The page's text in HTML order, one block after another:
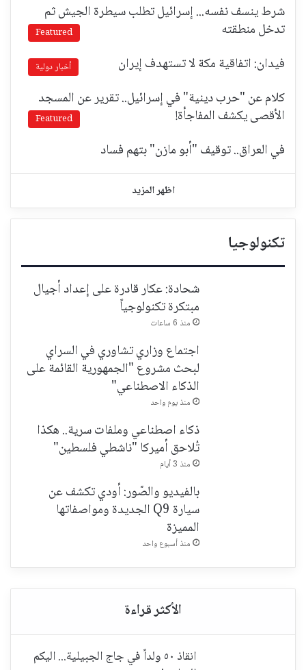
شرط ينسف نفسه... إسرائيل تطلب سيطرة الجيش ثم
تدخل منطقته
Featured
فيدان: اتفاقية مكة لا تستهدف إيران أخبار دولية
كلام عن "حرب دينية" في إسرائيل.. تقرير عن المسجد
الأقصى يكشف المفاجأة!
Featured
في العراق.. توقيف "أبو مازن" بتهم فساد
اظهر المزيد
تكنولوجيا
شحادة: عكار قادرة على إعداد أجيال
مبتكرة تكنولوجياً
منذ 6 ساعات
اجتماع وزاري تشاوري في السراي
لبحث مشروع "الجمهورية القائمة على
الذكاء الاصطناعي"
منذ يوم واحد
ذكاء اصطناعي وملفات سرية.. هكذا
تُلاحق أميركا "ناشطي فلسطين"
منذ 3 أيام
بالفيديو والصّور: أودي تكشف عن
سيارة Q9 الجديدة ومواصفاتها
المميزة
منذ أسبوع واحد
انقاذ ٥٠ ولداً في جاج الجبيلية... اليكم